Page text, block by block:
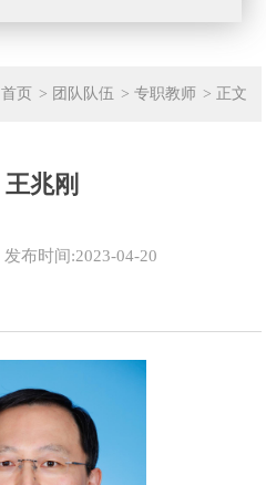
首页 > 团队队伍 > 专职教师 > 正文
王兆刚
发布时间:2023-04-20